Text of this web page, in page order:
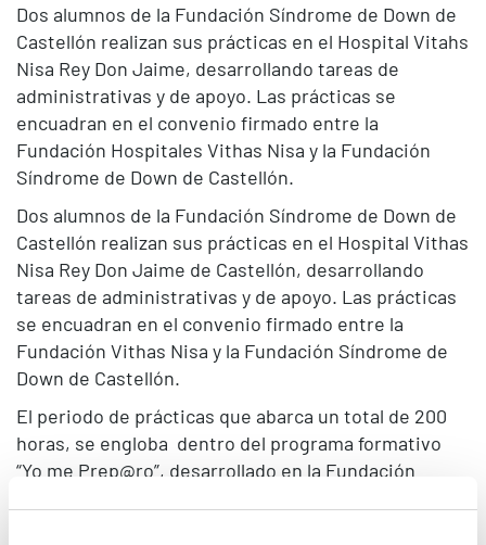
Dos alumnos de la Fundación Síndrome de Down de
Castellón realizan sus prácticas en el Hospital Vitahs
Nisa Rey Don Jaime, desarrollando tareas de
administrativas y de apoyo. Las prácticas se
encuadran en el convenio firmado entre la
Fundación Hospitales Vithas Nisa y la Fundación
Síndrome de Down de Castellón.
Dos alumnos de la Fundación Síndrome de Down de
Castellón realizan sus prácticas en el Hospital Vithas
Nisa Rey Don Jaime de Castellón, desarrollando
tareas de administrativas y de apoyo. Las prácticas
se encuadran en el convenio firmado entre la
Fundación Vithas Nisa y la Fundación Síndrome de
Down de Castellón.
El periodo de prácticas que abarca un total de 200
horas, se engloba dentro del programa formativo
“Yo me Prep@ro”, desarrollado en la Fundación